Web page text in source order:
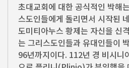
초대교회에 대한 공식적인 박해
스도인들에게 돌리면서 시작된
도미티아누스 황제는 자신을 신
는 그리스도인들과 유대인들이
96년까지이다. 112년 경 비시